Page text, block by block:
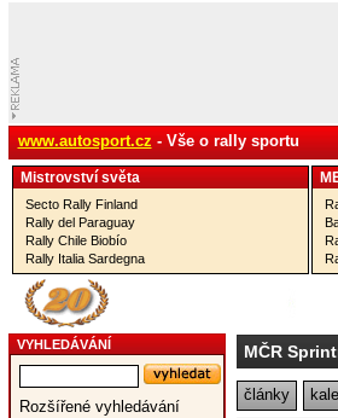
www.autosport.cz - Vše o rally sportu
Mistrovství­ světa
Secto Rally Finland
Rally del Paraguay
Rally Chile Biobío
Rally Italia Sardegna
VYHLEDÁVÁNÍ
Rozšířené vyhledávání
MČR
články